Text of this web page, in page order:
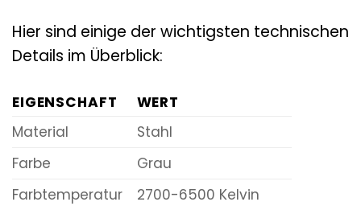
Hier sind einige der wichtigsten technischen
Details im Überblick:
EIGENSCHAFT
WERT
Material
Stahl
Farbe
Grau
Farbtemperatur
2700-6500 Kelvin